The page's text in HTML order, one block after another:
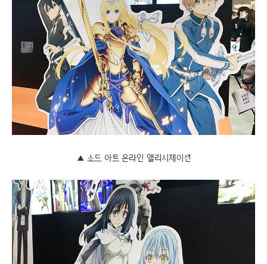
▲ 소드 아트 온라인 앨리시제이션